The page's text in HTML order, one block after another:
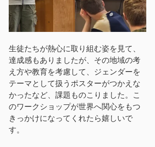
生徒たちが熱心に取り組む姿を見て、
達成感もありましたが、その地域の考
え方や教育を考慮して、ジェンダーを
テーマとして扱うポスターがつかえな
かったなど、課題ものこりました。こ
のワークショップが世界へ関心をもつ
きっかけになってくれたら嬉しいで
す。